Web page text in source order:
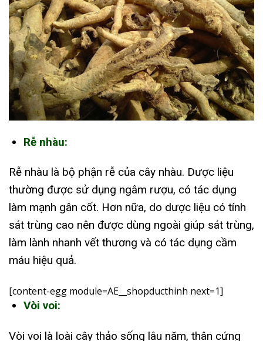
Rễ nhàu:
Rễ nhàu là bộ phận rễ của cây nhàu. Dược liệu
thường được sử dụng ngâm rượu, có tác dụng
làm mạnh gân cốt. Hơn nữa, do dược liệu có tính
sát trùng cao nên được dùng ngoài giúp sát trùng,
làm lành nhanh vết thương và có tác dụng cầm
máu hiệu quả.
[content-egg module=AE__shopducthinh next=1]
Vòi voi:
Vòi voi là loài cây thảo sống lâu năm, thân cứng